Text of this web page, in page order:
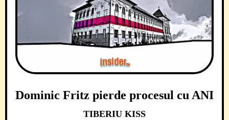
Dominic Fritz pierde procesul cu ANI
TIBERIU KISS